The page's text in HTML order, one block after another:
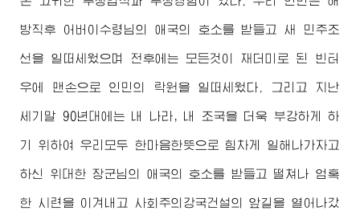
방직후 어버이수령님 의 애국의 호소를 받들고 새 민주조
선을 일떠세웠으며 전후에는 모든것이 재더미로 된 빈터
우에 맨손으로 인민의 락원을 일떠세웠다. 그리고 지난
세기말 90년대에는 내 나라, 내 조국을 더욱 부강하게 하
기 위하여 우리모두 한마음한뜻으로 힘차게 일해나가자고
하신 위대한 장군님의 애국의 호소를 받들고 떨쳐나 엄혹
한 시련을 이겨내고 사회주의강국건설의 앞길을 열어나갔